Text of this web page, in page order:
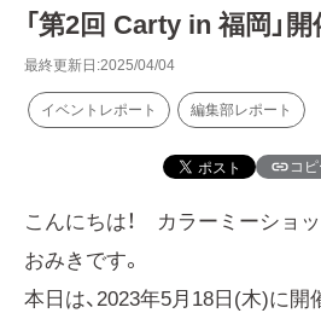
「第2回 Carty in 福岡」
最終更新日:2025/04/04
イベントレポート 編集部レポート
コ
こんにちは！ カラーミーショ
おみきです。
本日は、2023年5月18日(木)に開